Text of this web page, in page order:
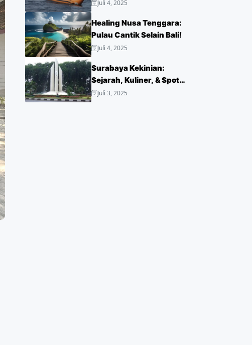
Juli 4, 2025
Healing Nusa Tenggara:
Pulau Cantik Selain Bali!
Juli 4, 2025
Surabaya Kekinian:
Sejarah, Kuliner, & Spot
Hits!
Juli 3, 2025